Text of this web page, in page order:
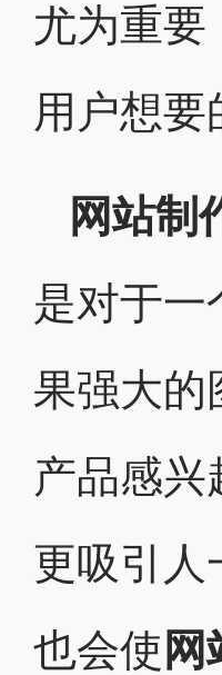
尤为重要
用户想
网站制
是对于一
果强大的
产品感兴
更吸引人
也会使